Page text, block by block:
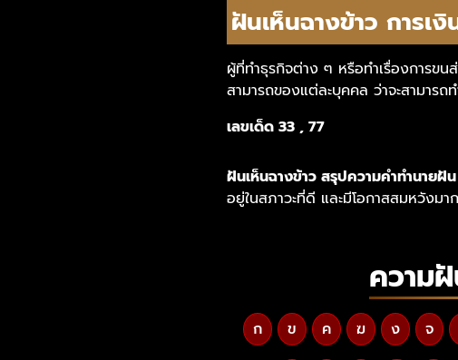
ฝันเห็นฉางข้าว การเงิ
ผู้ที่ทำธุรกิจต่าง ๆ หรือทำเรื่องการขน
สามารถของแต่ละบุคคล ว่าจะสามารถ
เลขเด็ด 33 , 77
ฝันเห็นฉางข้าว สรุปความคำทำนายฝัน
อยู่ในสภาวะที่ดี และมีโอกาสสมหวังม
ความ
ก ข ค ฆ ง จ